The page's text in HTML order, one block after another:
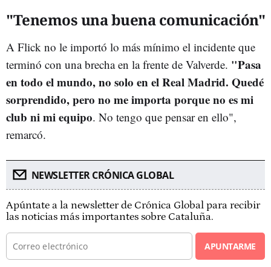
"Tenemos una buena comunicación"
A Flick no le importó lo más mínimo el incidente que
terminó con una brecha en la frente de Valverde. "Pasa
en todo el mundo, no solo en el Real Madrid. Quedé
sorprendido, pero no me importa porque no es mi
club ni mi equipo. No tengo que pensar en ello",
remarcó.
NEWSLETTER CRÓNICA GLOBAL
Apúntate a la newsletter de Crónica Global para recibir
las noticias más importantes sobre Cataluña.
APUNTARME